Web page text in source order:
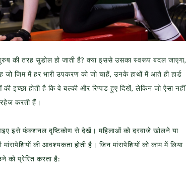
की तरह सुडोल हो जाती है? क्या इससे उसका स्वरूप बदल जाएगा,
जो जिम में हर भारी उपकरण को जो चाहें, उनके हाथों में आते ही हार्ड
इच्छा होती है कि वे बल्की और रिप्पड हुए दिखें, लेकिन जो ऐसा नहीं
करती हैं।
इसे फंक्शनल दृष्टिकोण से देखें। महिलाओं को दरवाजे खोलने या
की आवश्यकता होती है। जिन मांसपेशियों को काम में लिया
को प्रेरित करता है: